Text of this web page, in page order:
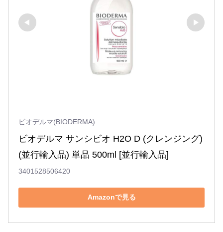
ビオデルマ(BIODERMA)
ビオデルマ サンシビオ H2O D (クレンジング)
(並行輸入品) 単品 500ml [並行輸入品]
3401528506420
Amazonで見る